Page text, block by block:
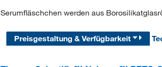
Serumfläschchen werden aus
Preisgestaltung & Verfügbarkeit